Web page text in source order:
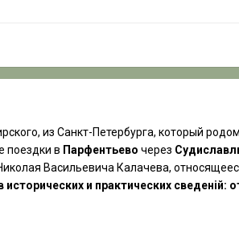
из Санкт-Петербурга, который
поездки в Парфентьево через
Васильевича Калачева,
исторических и практических сведеній: